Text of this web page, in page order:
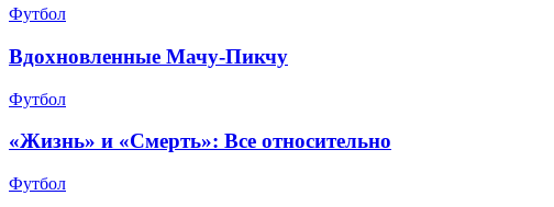
Футбол
Вдохновленные Мачу-Пикчу
Футбол
«Жизнь» и «Смерть»: Все относительно
Футбол